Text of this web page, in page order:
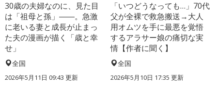
30歳の夫婦なのに、見た目
は「祖母と孫」――。急激
に老いる妻と成長が止まっ
た夫の漫画が描く「歳と幸
せ」
全国
2026年5月11日 09:43 更新
「いつどうなっても…」70代
父が全裸で救急搬送→大人
用オムツを手に最悪を覚悟
するアラサー娘の痛切な実
情【作者に聞く】
全国
2026年5月10日 17:35 更新